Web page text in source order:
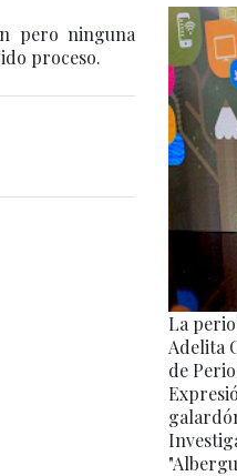
pero ninguna
proceso.
La
Adelita
de